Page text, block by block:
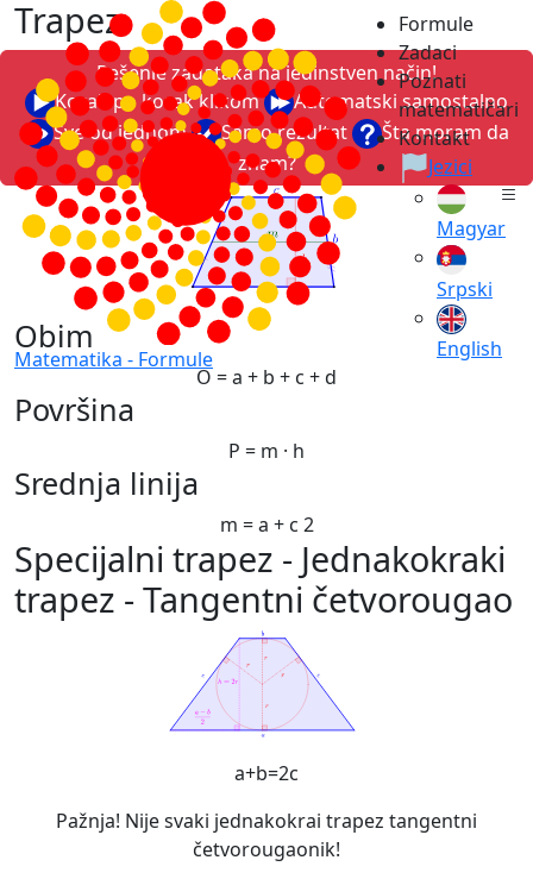
Matematika - Formule
Formule
Zadaci
Poznati
matematičari
Kontakt
Jezici
Magyar
Srpski
English
Trapez
Rešenje zadataka na jedinstven način!
Korak po korak klikom
Automatski samostalno
Sve od jednom
Samo rezultat
Šta moram da
znam?
Obim
O=a + b + c +d
Površina
P = m · h
Srednja linija
m = a + c 2
Specijalni trapez - Jednakokraki
trapez - Tangentni četvorougao
a+b=2c
Pažnja! Nije svaki jednakokrai trapez tangentni
četvorougaonik!